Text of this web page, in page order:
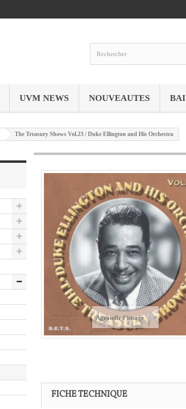
UVM NEWS NOUVEAUTES
The Treasury Shows Vol.23 / Duke Ellington and His Orchestra
Agrandir l'image
FICHE TECHNIQUE